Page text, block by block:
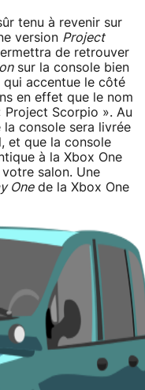
tenu à revenir sur
version Project
de retrouver
sur la console bien
qui accentue le côté
en effet que le nom
Project Scorpio ». Au
console sera livrée
et que la console
à la Xbox One
salon. Une
Onede la Xbox One